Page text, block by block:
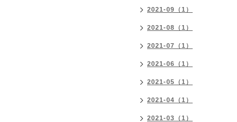
2021-09（1）
2021-08（1）
2021-07（1）
2021-06（1）
2021-05（1）
2021-04（1）
2021-03（1）